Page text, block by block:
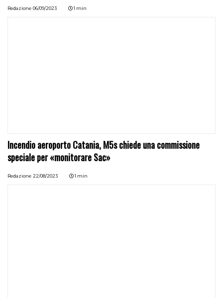
Redazione 06/09/2023 1 min
Incendio aeroporto Catania, M5s chiede una commissione
speciale per «monitorare Sac»
Redazione 22/08/2023 1 min